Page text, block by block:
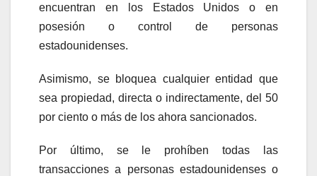
encuentran en los Estados Unidos o en
posesión o control de personas
estadounidenses.
Asimismo, se bloquea cualquier entidad que
sea propiedad, directa o indirectamente, del 50
por ciento o más de los ahora sancionados.
Por último, se le prohíben todas las
transacciones a personas estadounidenses o